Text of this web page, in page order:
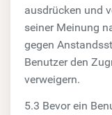
ausdrücken und
seiner Meinung
gegen
Benutzer den
verweigern.
5.3 Bevor ein